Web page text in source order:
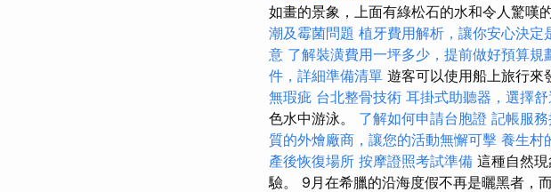
如畫的景象，上面有綠松石的水和令人驚嘆
潮及霉菌問題 植牙費用解析，讓你安心決定
意 了解裝潢費用一坪多少，提前做好預算規
件，詳細準備清單 遊客可以使用船上旅行來
無瑕疵 台北整骨技術 耳掛式助聽器，選擇
色水中游泳。 了解如何申請台胞證 記帳服
質的外燴廠商，讓您的活動無懈可擊 養生村
產後恢復場所 按摩證照考試準備 這種自然
驗。 9月在希臘的沿海度假不再是曬黑者，